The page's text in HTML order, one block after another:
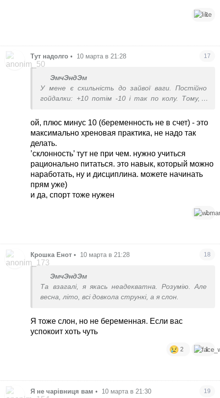
1
Тут надолго • 10 марта в 21:28 17
ЭмчЭндЭм
У мене є схильність до зайвої ваги. Постійно
гойдалки: +10 потім -10 і так по колу. Тому, я
ой, плюс минус 10 (беременность не в счет) - это
максимально хреновая практика, не надо так
делать.
’склонность’ тут не при чем. нужно учиться
рационально питаться. это навык, который можно
наработать, ну и дисциплина. можете начинать
прям уже)
и да, спорт тоже нужен
1
Крошка Енот • 10 марта в 21:28 18
ЭмчЭндЭм
Та взагалі, я якась неадекватна. Розумію. Але
весна, літо, всі довкола стрункі, а я слон.
Я тоже слон, но не беременная. Если вас
успокоит хоть чуть
2 1
Я не чарівниця вам • 10 марта в 21:30 19